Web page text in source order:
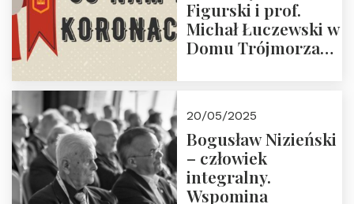
Figurski i prof.
Michał Łuczewski w
Domu Trójmorza
20/05/2025
Bogusław Nizieński
– człowiek
integralny.
Wspomina